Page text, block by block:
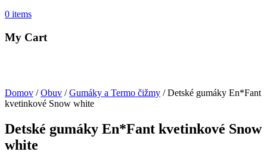
0 items
My Cart
Domov /Obuv /Gumáky a Termo čižmy / Detské gumáky En*Fant
kvetinkové Snow white
Detské gumáky En*Fant kvetinkové Snow
white